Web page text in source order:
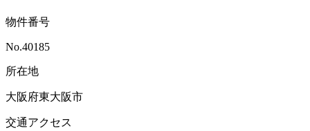
物件番号
No.40185
所在地
大阪府東大阪市
交通アクセス